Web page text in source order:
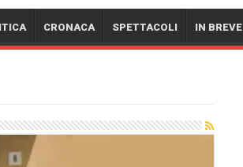
CRONACA SPETTACOLI IN BREVE